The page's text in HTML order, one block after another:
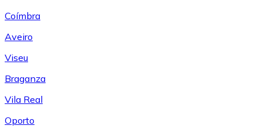
Coímbra
Aveiro
Viseu
Braganza
Vila Real
Oporto